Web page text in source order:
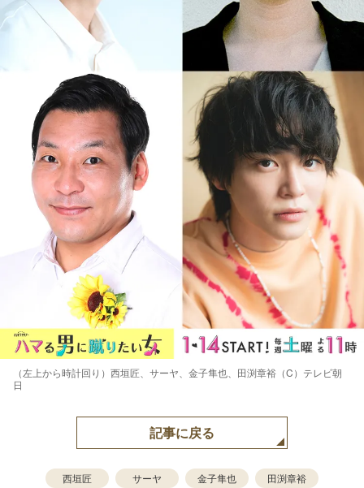
（左上から時計回り）西垣匠、サーヤ、金子隼也、田渕章裕（C）テレビ朝
日
記事に戻る
西垣匠 サーヤ 金子隼也
田渕章裕